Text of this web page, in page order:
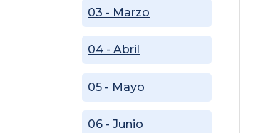
03 - Marzo
04 - Abril
05 - Mayo
06 - Junio